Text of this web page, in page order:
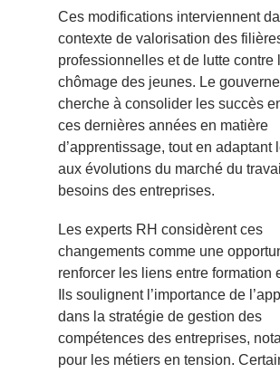
Ces modifications interviennent
contexte de valorisation des
professionnelles et de lutte contre
chômage des jeunes. Le
cherche à consolider les succès
ces dernières années en matière
d’apprentissage, tout en adaptant
aux évolutions du marché du
besoins des entreprises.
Les experts RH considèrent ces
changements comme une
renforcer les liens entre formation
Ils soulignent l’importance de
dans la stratégie de gestion des
compétences des entreprises,
pour les métiers en tension.